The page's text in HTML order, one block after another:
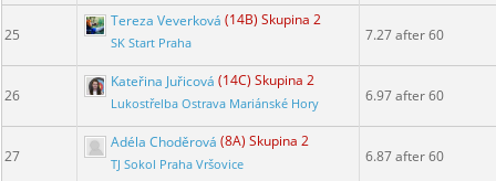
25
Tereza Veverková (14B) Skupina 2
SK Start Praha 7.27 after 60
26
Kateřina Juřicová (14C) Skupina 2
Lukostřelba Ostrava Mariánské Hory 6.97 after 60
27
Adéla Choděrová (8A) Skupina 2
TJ Sokol Praha Vršovice 6.87 after 60